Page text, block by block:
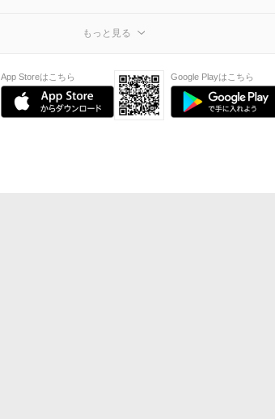
もっと見る
App Storeはこちら Google Playはこちら